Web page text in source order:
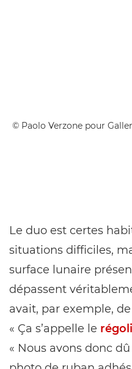
© Paolo Verzone pour
Le duo est certes
situations difficiles,
surface lunaire
dépassent
avait, par exemple,
« Ça s’appelle le
« Nous avons donc